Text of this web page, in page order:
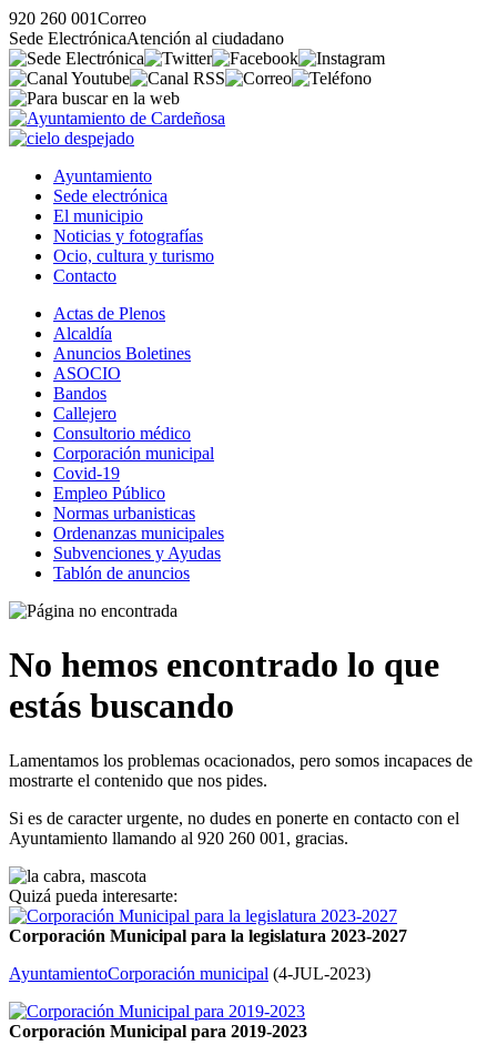
920 260 001Correo
Sede ElectrónicaAtención al ciudadano
Ayuntamiento
Sede electrónica
El municipio
Noticias y fotografías
Ocio, cultura y turismo
Contacto
Actas de Plenos
Alcaldía
Anuncios Boletines
ASOCIO
Bandos
Callejero
Consultorio médico
Corporación municipal
Covid-19
Empleo Público
Normas urbanisticas
Ordenanzas municipales
Subvenciones y Ayudas
Tablón de anuncios
No hemos encontrado lo que
estás buscando
Lamentamos los problemas ocacionados, pero somos incapaces de
mostrarte el contenido que nos pides.
Si es de caracter urgente, no dudes en ponerte en contacto con el
Ayuntamiento llamando al 920 260 001 , gracias.
Quizá pueda interesarte:
Corporación Municipal para la legislatura 2023-2027
AyuntamientoCorporación municipal (4-JUL-2023)
Corporación Municipal para 2019-2023